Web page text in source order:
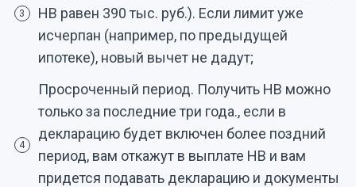
3
НВ равен 390 тыс. руб.). Если лимит уже
исчерпан (например, по предыдущей
ипотеке), новый вычет не дадут;
4
Просроченный период. Получить НВ можно
только за последние три года., если в
декларацию будет включен более поздний
период, вам откажут в выплате НВ и вам
придется подавать декларацию и документы